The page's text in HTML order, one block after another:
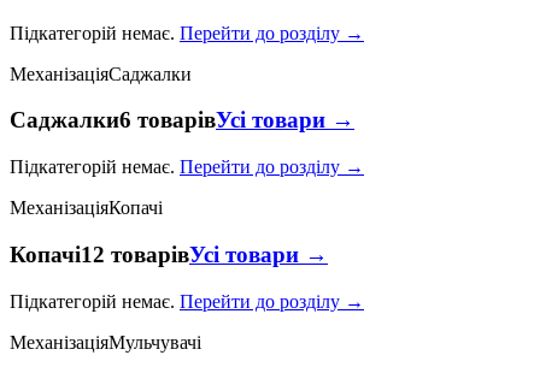
Підкатегорій немає. Перейти до розділу →
МеханізаціяСаджалки
Саджалки6 товарівУсі товари →
Підкатегорій немає. Перейти до розділу →
МеханізаціяКопачі
Копачі12 товарівУсі товари →
Підкатегорій немає. Перейти до розділу →
МеханізаціяМульчувачі